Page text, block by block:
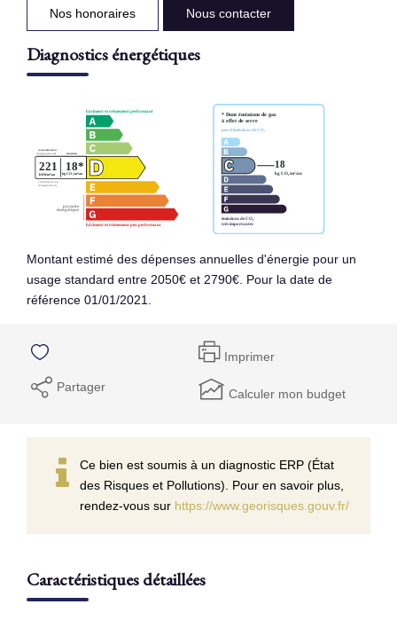
Nos honoraires Nous contacter
Diagnostics énergétiques
Montant estimé des dépenses annuelles d'énergie pour un
usage standard entre 2050€ et 2790€. Pour la date de
référence 01/01/2021.
Imprimer
Partager Calculer mon budget
Ce bien est soumis à un diagnostic ERP (État
des Risques et Pollutions). Pour en savoir plus,
rendez-vous sur https://www.georisques.gouv.fr/
Caractéristiques détaillées